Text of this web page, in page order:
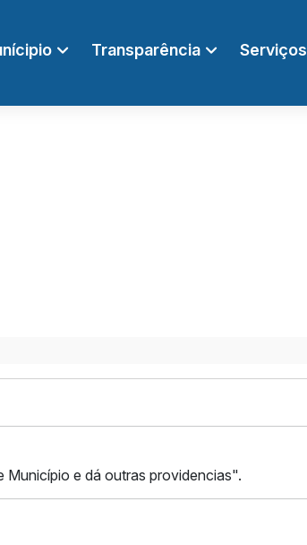
Transparência Serviços
e dá outras providencias".